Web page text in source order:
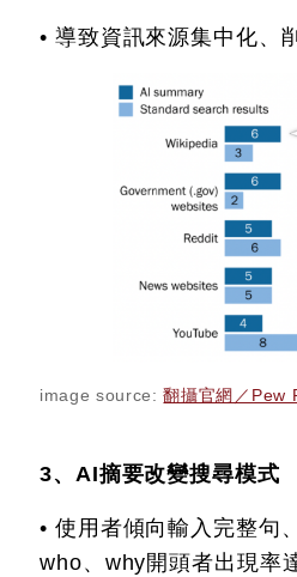
• 導致資訊來源集中化、
image source:翻攝官網／Pew
3、AI摘要改變搜尋模式
• 使用者傾向輸入完整句
who、why開頭者出現率